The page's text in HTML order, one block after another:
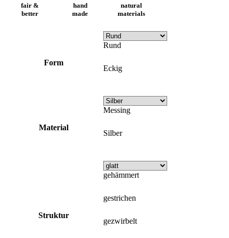
fair &
better
hand
made
natural
materials
Form
Rund
Eckig
Material
Messing
Silber
Struktur
gehämmert
gestrichen
gezwirbelt